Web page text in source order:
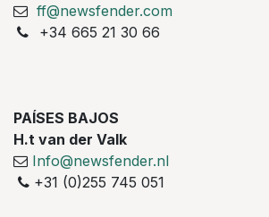
ff@newsfender.com
+34 665 21 30 66
PAÍSES BAJOS
H.t van der Valk
Info@newsfender.nl
+31 (0)255 745 051